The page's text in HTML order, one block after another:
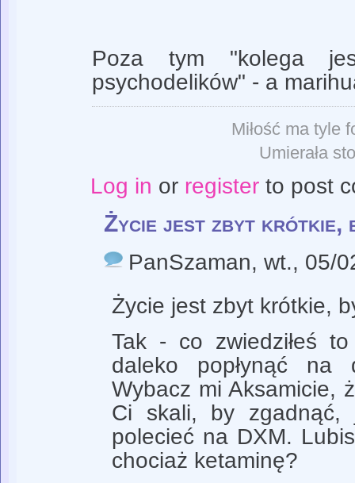
Poza tym "kolega
psychodelików" - a
Miłość ma tyle
Umierała
Log in or registerto post
Życie jest zbyt krótkie,
PanSzaman, wt., 05/
Życie jest zbyt krótkie,
Tak - co zwiedziłeś
daleko popłynąć na
Wybacz mi Aksamicie,
Ci skali, by
polecieć na DXM.
chociaż ketaminę?